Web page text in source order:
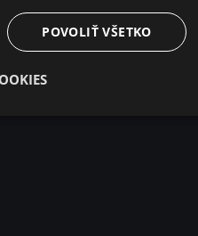
POVOLIŤ VŠETKO